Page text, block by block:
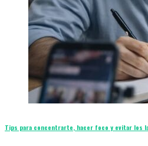
Tips para concentrarte, hacer foco y evitar los